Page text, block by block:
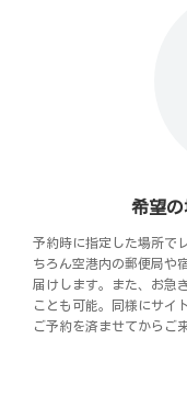
希望
予約時に指定した場所で
ちろん空港内の郵便局や
届けします。また、お急
ことも可能。同様にサイ
ご予約を済ませてからご